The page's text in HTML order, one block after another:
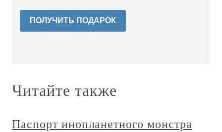
ПОЛУЧИТЬ ПОДАРОК
Читайте также
Паспорт инопланетного монстра